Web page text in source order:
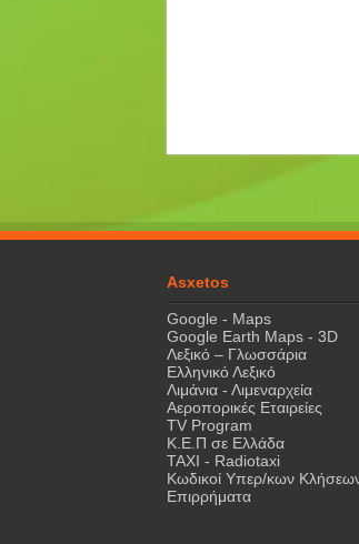
Asxetos
Google - Maps
Google Earth Maps - 3D
Λεξικό – Γλωσσάρια
Ελληνικό Λεξικό
Λιμάνια - Λιμεναρχεία
Αεροπορικές Εταιρείες
TV Program
Κ.Ε.Π σε Ελλάδα
ΤΑΧΙ - Radiotaxi
Κωδικοί Υπερ/κων
Επιρρήματα